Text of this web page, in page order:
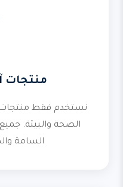
منتجات
نستخدم فقط
الصحة والبيئة.
السامة